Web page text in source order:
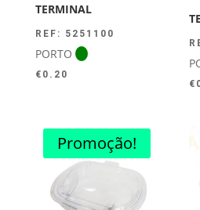
TERMINAL
REF: 5251100
PORTO
€ 0.20
€
Promoção!